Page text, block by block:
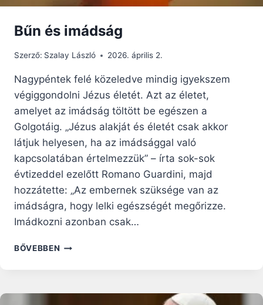
Bűn és imádság
Szerző: Szalay László 2026. április 2.
Nagypéntek felé közeledve mindig igyekszem
végiggondolni Jézus életét. Azt az életet,
amelyet az imádság töltött be egészen a
Golgotáig. „Jézus alakját és életét csak akkor
látjuk helyesen, ha az imádsággal való
kapcsolatában értelmezzük” – írta sok-sok
évtizeddel ezelőtt Romano Guardini, majd
hozzátette: „Az embernek szüksége van az
imádságra, hogy lelki egészségét megőrizze.
Imádkozni azonban csak…
BŐVEBBEN BŰN